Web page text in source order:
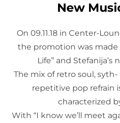
New
On 09.11.18 in Center-
the promotion was made
Life” and Stefanija’s
The mix of retro soul,
repetitive pop refrain
characterized
With “I know we’ll meet